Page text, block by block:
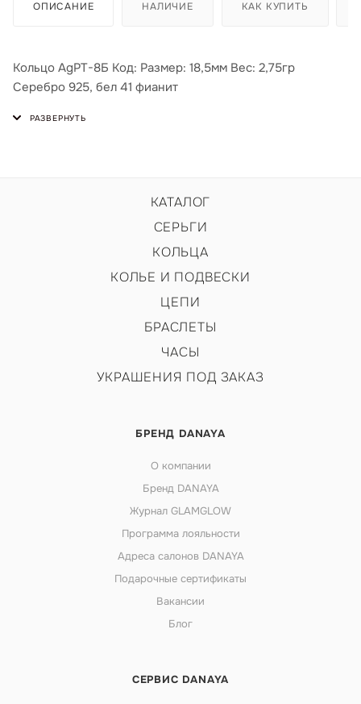
ОПИСАНИЕ НАЛИЧИЕ КАК КУПИТЬ
Кольцо AgPT-8Б Код: Размер: 18,5мм Вес: 2,75гр
Серебро 925, бел 41 фианит
КАТАЛОГ
СЕРЬГИ
КОЛЬЦА
КОЛЬЕ И ПОДВЕСКИ
ЦЕПИ
БРАСЛЕТЫ
ЧАСЫ
УКРАШЕНИЯ ПОД ЗАКАЗ
БРЕНД DANAYA
О компании
Бренд DANAYA
Журнал GLAMGLOW
Программа лояльности
Адреса салонов DANAYA
Подарочные сертификаты
Вакансии
Блог
СЕРВИС DANAYA